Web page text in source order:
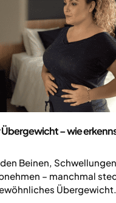
– wie
Beinen,
– manchmal